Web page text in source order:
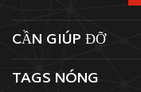
CẦN GIÚP ĐỠ
TAGS NÓNG